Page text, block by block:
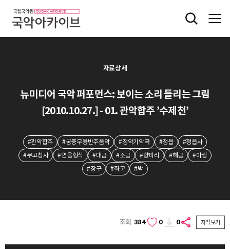
자료상세
뉴미디어 국악 퍼포먼스: 보이는 소리 들리는 그림
[2010.10.27.] - 01. 관악합주 ’수제천’
#관악합주 #궁중무용반주음악 #정악기악곡 #정읍
#정읍사
#무고창사
#연음형식 #대금 #소금 #향피리 #해금
#아쟁
#장구
#좌고 #박
조회 384 0 0 자막보기